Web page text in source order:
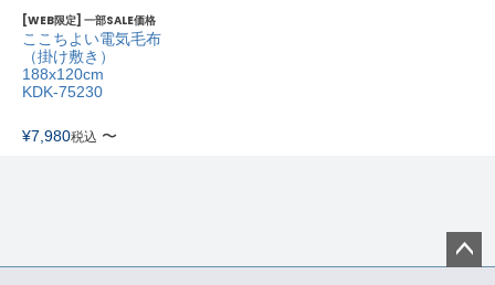
[WEB限定] 一部SALE価格
ここちよい電気毛布
（掛け敷き）
188x120cm
KDK-75230
¥7,980税込 〜